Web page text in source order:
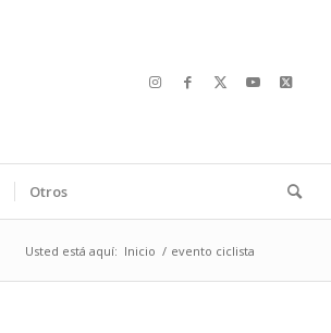
Otros
Usted está aquí: Inicio / evento ciclista